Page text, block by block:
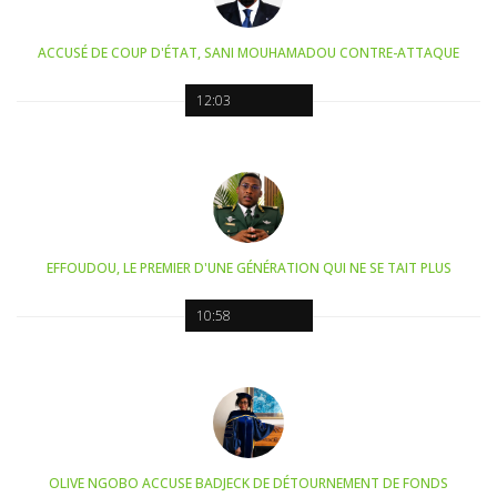
12:03
ACCUSÉ DE COUP D'ÉTAT, SANI MOUHAMADOU CONTRE-ATTAQUE
10:58
EFFOUDOU, LE PREMIER D'UNE GÉNÉRATION QUI NE SE TAIT PLUS
OLIVE NGOBO ACCUSE BADJECK DE DÉTOURNEMENT DE FONDS